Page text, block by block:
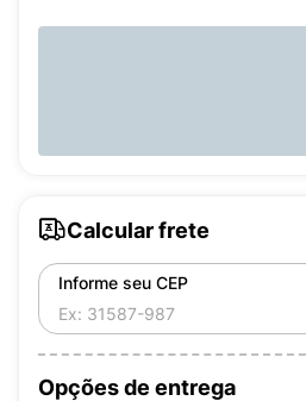
Calcular frete
Informe seu CEP
Opções de entrega